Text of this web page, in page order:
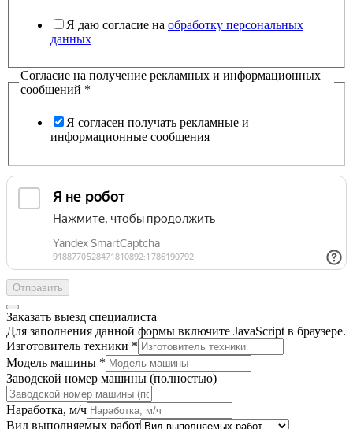
Я даю согласие на обработку персональных
данных
Согласие на получение рекламных и информационных
сообщений *
Я согласен получать рекламные и
информационные сообщения
Отправить
Заказать выезд специалиста
Для заполнения данной формы включите JavaScript в браузере.
Изготовитель техники *
Модель машины *
Заводской номер машины (полностью)
Наработка, м/ч
Вид выполняемых работ